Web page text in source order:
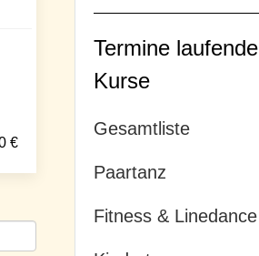
€
Termine laufende
Kurse
Gesamtliste
Paartanz
Fitness & Linedance